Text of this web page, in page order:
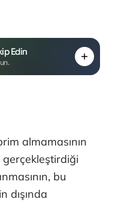
Edin
almamasının
gerçekleştirdiği
bu
dışında